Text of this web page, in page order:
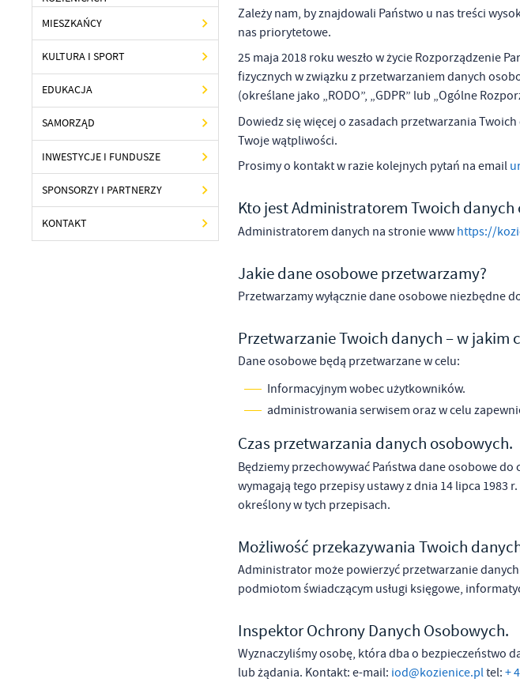
MIESZKAŃCY
KULTURA I SPORT
EDUKACJA
SAMORZĄD
INWESTYCJE I FUNDUSZE
SPONSORZY I PARTNERZY
KONTAKT
Zależy nam, by znajdowali Państwo u nas treści
nas priorytetowe.
25 maja 2018 roku weszło w życie Rozporządzenie
fizycznych w związku z przetwarzaniem danych
(określane jako „RODO”, „GDPR” lub „Ogólne
Dowiedz się więcej o zasadach przetwarzania
Twoje wątpliwości.
Prosimy o kontakt w razie kolejnych pytań naemail
Kto jest Administratorem Twoich danych
Administratorem danych na stronie www https://
Jakie dane osobowe przetwarzamy?
Przetwarzamy wyłącznie dane osobowe niezbędne
Przetwarzanie Twoich danych – w jakim
Dane osobowe będą przetwarzane w celu:
Informacyjnym wobec użytkowników.
administrowania serwisem oraz w celu
Czas przetwarzania danych osobowych.
Będziemy przechowywać Państwa dane osobowe
wymagają tego przepisy ustawy z dnia 14 lipca 1983
określony w tych przepisach.
Możliwość przekazywania Twoich
Administrator może powierzyć przetwarzanie
podmiotom świadczącym usługi księgowe,
Inspektor Ochrony Danych Osobowych.
Wyznaczyliśmy osobę, która dba o bezpieczeństwo
lub żądania. Kontakt: e-mail: iod@kozienice.pltel: +